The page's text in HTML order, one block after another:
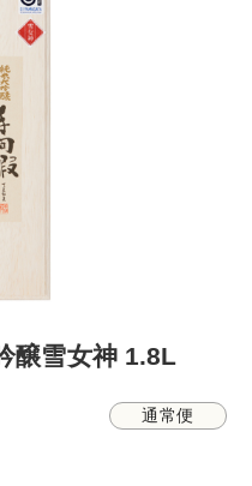
醸雪女神 1.8L
通常便